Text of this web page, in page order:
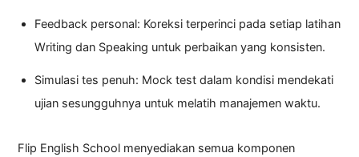
Feedback personal: Koreksi terperinci pada setiap latihan
Writing dan Speaking untuk perbaikan yang konsisten.
Simulasi tes penuh: Mock test dalam kondisi mendekati
ujian sesungguhnya untuk melatih manajemen waktu.
Flip English School menyediakan semua komponen